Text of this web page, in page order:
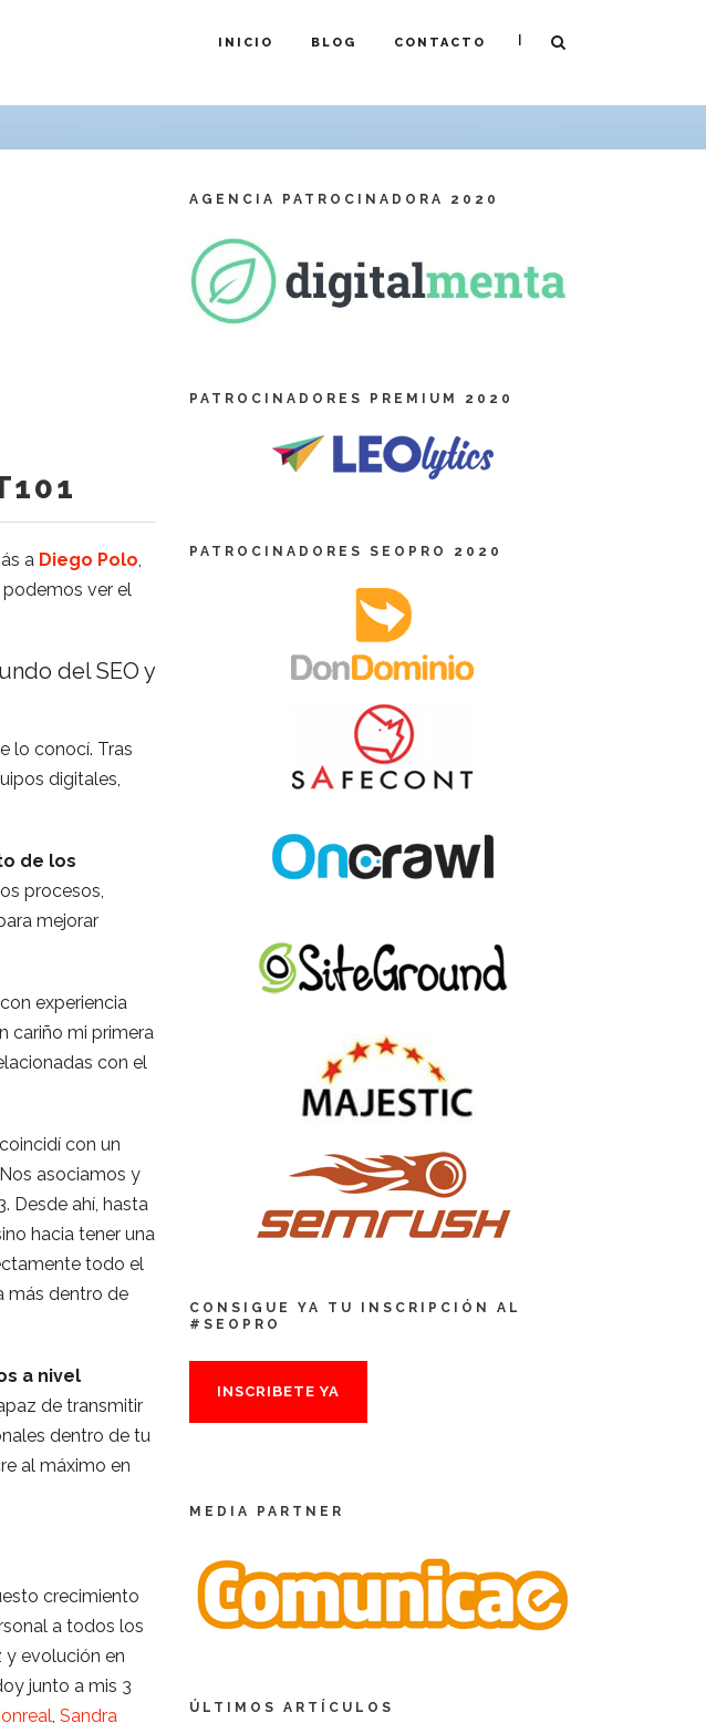
INICIO BLOG CONTACTO
a Diego Polo,
podemos ver el
del SEO y
lo conocí. Tras
digitales,
de los
procesos,
mejorar
experiencia
cariño mi primera
con el
con un
asociamos y
Desde ahí, hasta
hacia tener una
todo el
más dentro de
a nivel
de transmitir
dentro de tu
al máximo en
crecimiento
a todos los
y evolución en
junto a mis 3
, Sandra
AGENCIA PATROCINADORA 2020
PATROCINADORES PREMIUM 2020
PATROCINADORES SEOPRO 2020
CONSIGUE YA TU INSCRIPCIÓN AL
#SEOPRO
INSCRIBETE YA
MEDIA PARTNER
ÚLTIMOS ARTÍCULOS